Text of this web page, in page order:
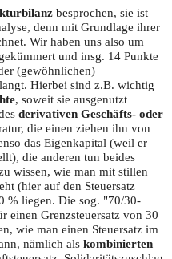
besprochen, sie ist
denn mit Grundlage ihrer
Wir haben uns also um
und insg. 14 Punkte
(gewöhnlichen)
Hierbei sind z.B. wichtig
, soweit sie ausgenutzt
derivativen Geschäfts- oder
die einen ziehen ihn von
das Eigenkapital (weil er
die anderen tun beides
wissen, wie man mit stillen
(hier auf den Steuersatz
% liegen. Die sog. "70/30-
einen Grenzsteuersatz von 30
wie man einen Steuersatz im
nämlich als kombinierten